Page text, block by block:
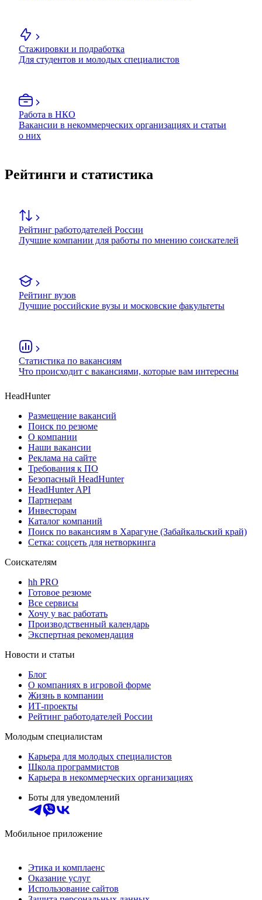
Стажировки и подработка
Для студентов и молодых специалистов
Работа в НКО
Вакансии в некоммерческих организациях и статьи
о них
Рейтинги и статистика
Рейтинг работодателей России
Лучшие компании для работы по мнению соискателей
Рейтинг вузов
Лучшие российские вузы и московские факультеты
Статистика по вакансиям
Что происходит с вакансиями, которые вам интересны
HeadHunter
Размещение вакансий
Поиск по резюме
О компании
Наши вакансии
Реклама на сайте
Требования к ПО
Безопасный HeadHunter
HeadHunter API
Партнерам
Инвесторам
Каталог компаний
Поиск по вакансиям в Харагуне (Забайкальский край)
Сетка: соцсеть для нетворкинга
Соискателям
hh PRO
Готовое резюме
Все сервисы
Хочу у вас работать
Производственный календарь
Экспертная рекомендация
Новости и статьи
Блог
О компаниях в игровой форме
Жизнь в компании
ИТ-проекты
Рейтинг работодателей России
Молодым специалистам
Карьера для молодых специалистов
Школа программистов
Карьера в некоммерческих организациях
Боты для уведомлений
Мобильное приложение
Этика и комплаенс
Оказание услуг
Использование сайтов